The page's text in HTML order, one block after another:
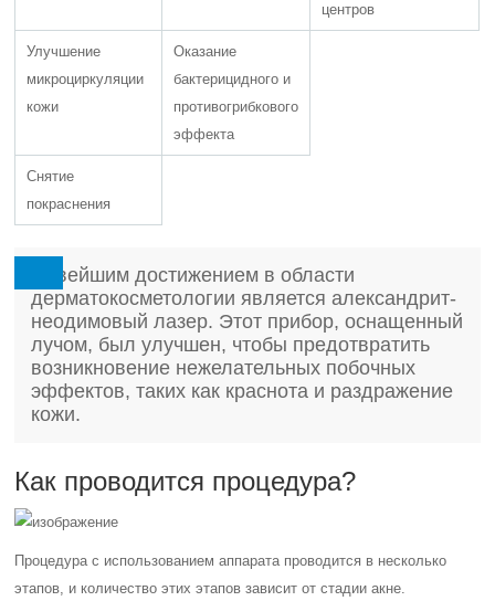
центров
Улучшение
микроциркуляции
кожи
Оказание
бактерицидного и
противогрибкового
эффекта
Снятие
покраснения
Новейшим достижением в области
дерматокосметологии является александрит-
неодимовый лазер. Этот прибор, оснащенный
лучом, был улучшен, чтобы предотвратить
возникновение нежелательных побочных
эффектов, таких как краснота и раздражение
кожи.
Как проводится процедура?
Процедура с использованием аппарата проводится в несколько
этапов, и количество этих этапов зависит от стадии акне.